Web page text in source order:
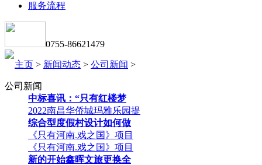
服务流程
0755-86621479
主页 > 新闻动态 > 公司新闻 >
公司新闻
中标喜讯：“只有红楼梦
2022南昌华侨城玛雅乐园提
综合型度假村设计如何做
《只有河南.戏之国》项目
《只有河南.戏之国》项目
新的开始鑫晖文旅更换全